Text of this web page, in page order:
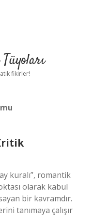
fikirler!
kuralı”, romantik
olarak kabul
bir kavramdır.
tanımaya çalışır